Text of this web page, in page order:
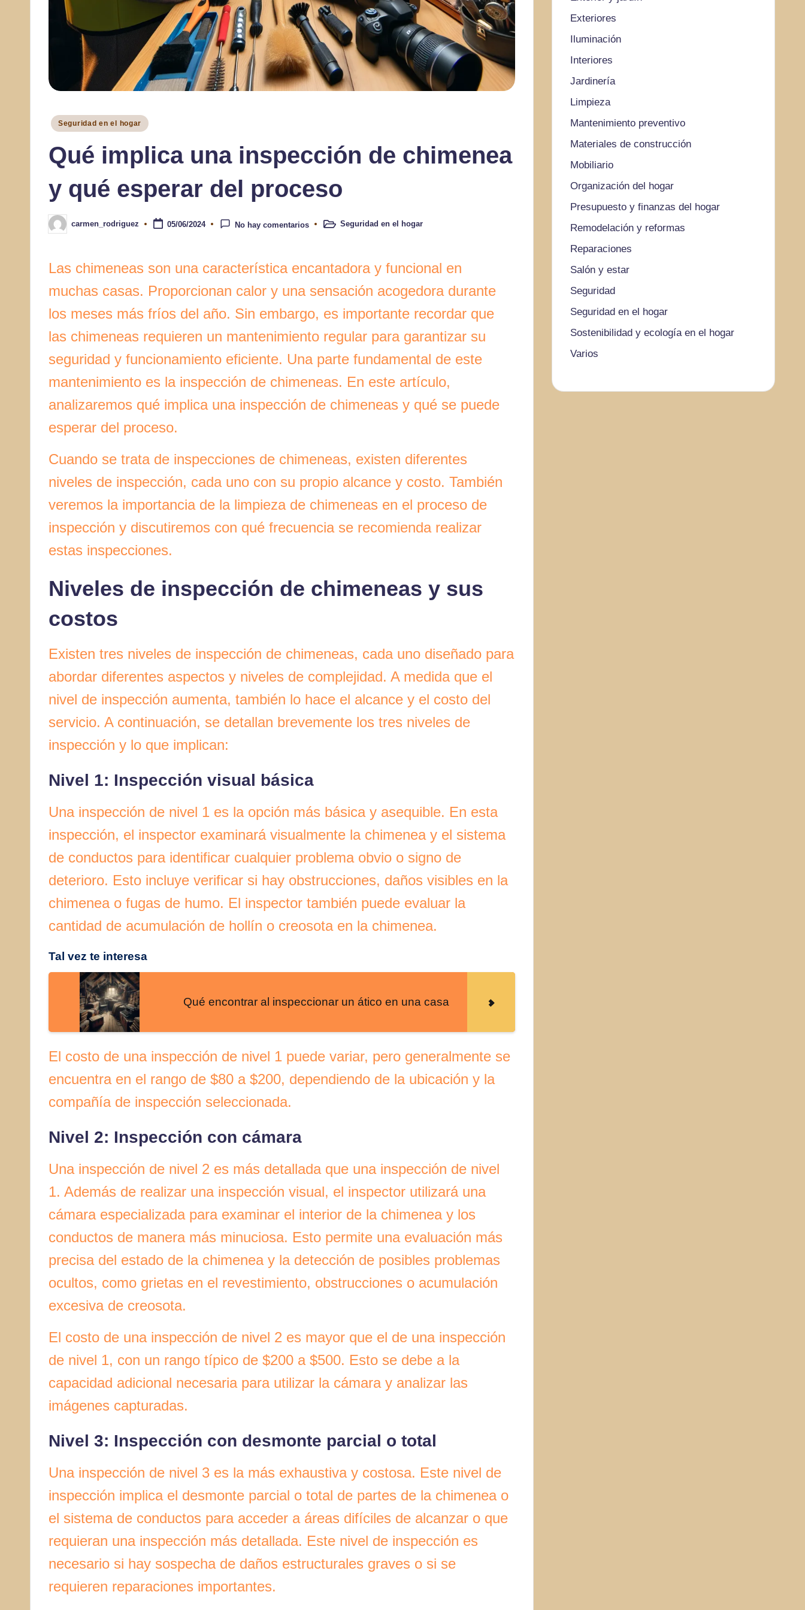
Publicado
Seguridad en el hogar
Qué implica una inspección de chimenea
y qué esperar del proceso
Publicado
por
carmen_rodriguez 05/06/2024 No hay comentarios
PublicadoSeguridad en el hogar
Las chimeneas son una característica encantadora y funcional en
muchas casas. Proporcionan calor y una sensación acogedora durante
los meses más fríos del año. Sin embargo, es importante recordar que
las chimeneas requieren un mantenimiento regular para garantizar su
seguridad y funcionamiento eficiente. Una parte fundamental de este
mantenimiento es la inspección de chimeneas. En este artículo,
analizaremos qué implica una inspección de chimeneas y qué se puede
esperar del proceso.
Cuando se trata de inspecciones de chimeneas, existen diferentes
niveles de inspección, cada uno con su propio alcance y costo. También
veremos la importancia de la limpieza de chimeneas en el proceso de
inspección y discutiremos con qué frecuencia se recomienda realizar
estas inspecciones.
Niveles de inspección de chimeneas y sus
costos
Existen tres niveles de inspección de chimeneas, cada uno diseñado para
abordar diferentes aspectos y niveles de complejidad. A medida que el
nivel de inspección aumenta, también lo hace el alcance y el costo del
servicio. A continuación, se detallan brevemente los tres niveles de
inspección y lo que implican:
Nivel 1: Inspección visual básica
Una inspección de nivel 1 es la opción más básica y asequible. En esta
inspección, el inspector examinará visualmente la chimenea y el sistema
de conductos para identificar cualquier problema obvio o signo de
deterioro. Esto incluye verificar si hay obstrucciones, daños visibles en la
chimenea o fugas de humo. El inspector también puede evaluar la
cantidad de acumulación de hollín o creosota en la chimenea.
Tal vez te interesa
Qué encontrar al inspeccionar un ático en una casa
El costo de una inspección de nivel 1 puede variar, pero generalmente se
encuentra en el rango de $80 a $200, dependiendo de la ubicación y la
compañía de inspección seleccionada.
Nivel 2: Inspección con cámara
Una inspección de nivel 2 es más detallada que una inspección de nivel
1. Además de realizar una inspección visual, el inspector utilizará una
cámara especializada para examinar el interior de la chimenea y los
conductos de manera más minuciosa. Esto permite una evaluación más
precisa del estado de la chimenea y la detección de posibles problemas
ocultos, como grietas en el revestimiento, obstrucciones o acumulación
excesiva de creosota.
El costo de una inspección de nivel 2 es mayor que el de una inspección
de nivel 1, con un rango típico de $200 a $500. Esto se debe a la
capacidad adicional necesaria para utilizar la cámara y analizar las
imágenes capturadas.
Nivel 3: Inspección con desmonte parcial o total
Una inspección de nivel 3 es la más exhaustiva y costosa. Este nivel de
inspección implica el desmonte parcial o total de partes de la chimenea o
el sistema de conductos para acceder a áreas difíciles de alcanzar o que
requieran una inspección más detallada. Este nivel de inspección es
necesario si hay sospecha de daños estructurales graves o si se
requieren reparaciones importantes.
Exteriores
Iluminación
Interiores
Jardinería
Limpieza
Mantenimiento preventivo
Materiales de construcción
Mobiliario
Organización del hogar
Presupuesto y finanzas del hogar
Remodelación y reformas
Reparaciones
Salón y estar
Seguridad
Seguridad en el hogar
Sostenibilidad y ecología en el hogar
Varios